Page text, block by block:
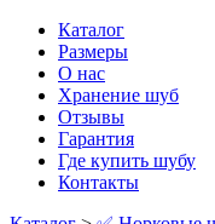
Каталог
Размеры
О нас
Хранение шуб
Отзывы
Гарантия
Где купить шубу
Контакты